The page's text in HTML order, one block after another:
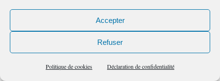
Accepter
Refuser
Politique de cookies Déclaration de confidentialité
Il est très pratique et efficace !
Bravo de tout ce travail, et merci de
nous l’offrir ainsi…
Décidément ta générosité ne cesse de
Luc Mister No Stress